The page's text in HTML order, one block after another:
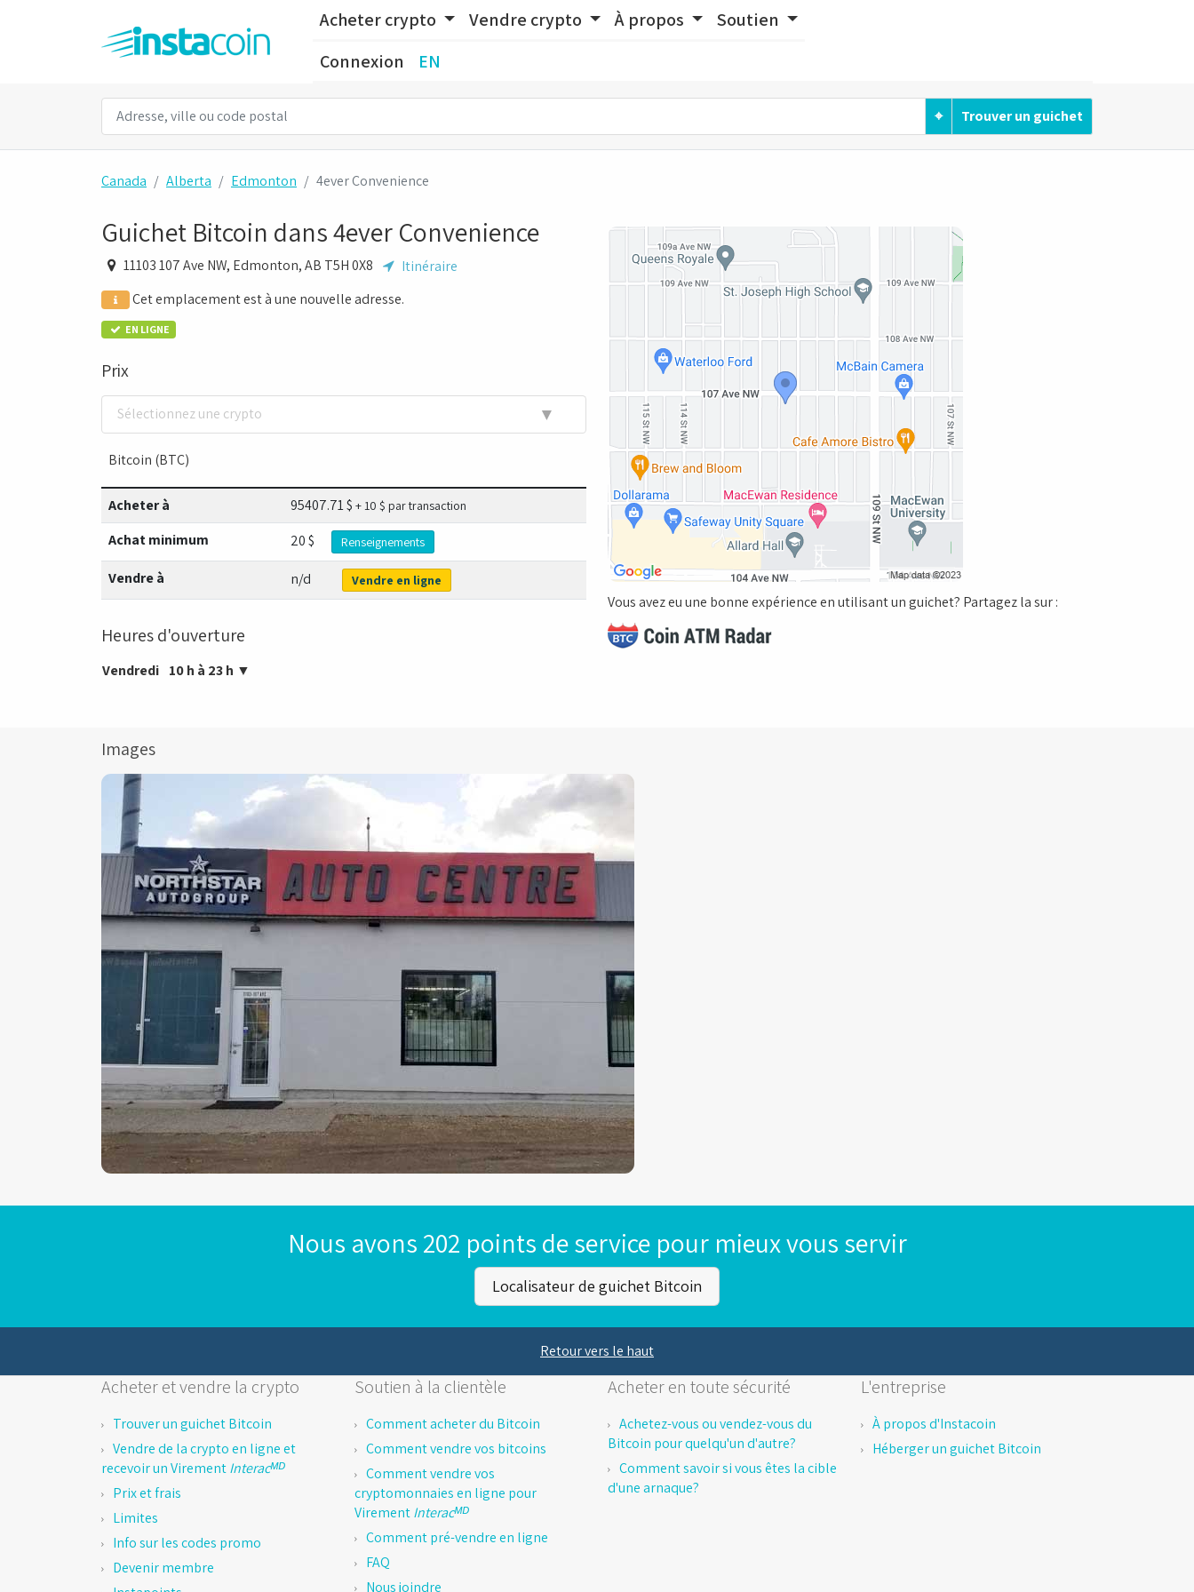
Acheter crypto Vendre crypto À propos
Soutien
Connexion
EN
⌖ Trouver un guichet
Canada Alberta Edmonton 4ever Convenience
Guichet Bitcoin dans 4ever Convenience
11103 107 Ave NW, Edmonton, AB T5H 0X8
Itinéraire
Cet emplacement est à une nouvelle adresse.
EN LIGNE
Prix
▼
Sélectionnez une crypto
Bitcoin (BTC)
Acheter à 95407.71$ + 10 $ par transaction
Achat minimum 20 $ Renseignements
Vendre à n/d Vendre en ligne
Heures d'ouverture
Vendredi 10 h à 23 h ▼
Vous avez eu une bonne expérience en utilisant un guichet? Partagez la sur :
Images
Nous avons 202 points de service pour mieux vous servir
Localisateur de guichet Bitcoin
Retour vers le haut
Acheter et vendre la crypto
Trouver un guichet Bitcoin
Vendre de la crypto en ligne et
recevoir un VirementInteracᴹᴰ
Prix et frais
Limites
Info sur les codes promo
Devenir membre
Soutien à la clientèle
Comment acheter du Bitcoin
Comment vendre vos bitcoins
Comment vendre vos
cryptomonnaies en ligne pour
VirementInteracᴹᴰ
Comment pré-vendre en ligne
FAQ
Nous joindre
Acheter en toute sécurité
Achetez-vous ou vendez-vous du
Bitcoin pour quelqu'un d'autre?
Comment savoir si vous êtes la cible
d'une arnaque?
L'entreprise
À propos d'Instacoin
Héberger un guichet Bitcoin